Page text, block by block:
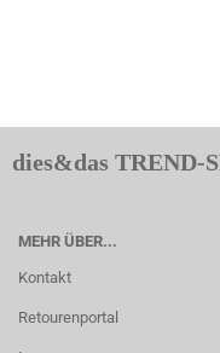
dies&das TREND-
MEHR ÜBER...
Kontakt
Retourenportal